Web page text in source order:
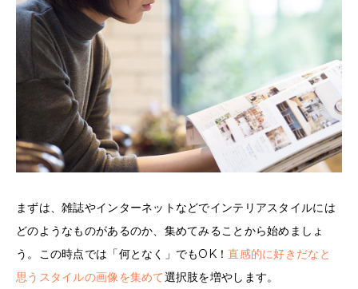
まずは、雑誌やインターネットなどでインテリアスタイルには
どのようなものがあるのか、集めてみることから始めましょ
う。この時点では「何となく」でもOK！直感的に好きだなと
思うスタイルの画像を集めて選択肢を増やします。